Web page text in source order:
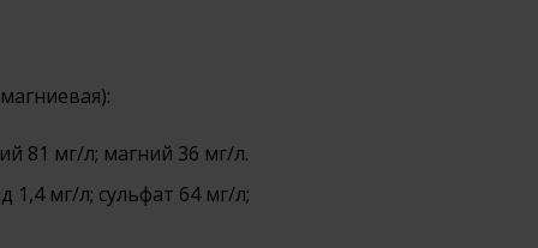
81 мг/л; магний 36 мг/л.
1,4 мг/л; сульфат 64 мг/л;